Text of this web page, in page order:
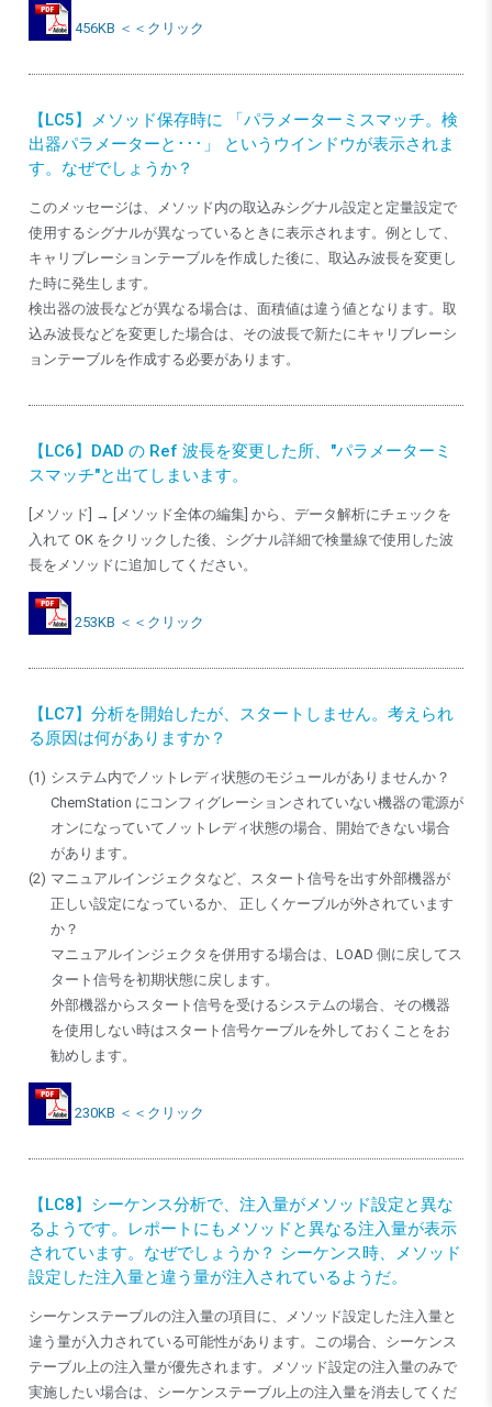
456KB ＜＜クリック
【LC5】メソッド保存時に 「パラメーターミスマッチ。検
出器パラメーターと･･･」 というウインドウが表示されま
す。なぜでしょうか？
このメッセージは、メソッド内の取込みシグナル設定と定量設定で
使用するシグナルが異なっているときに表示されます。例として、
キャリブレーションテーブルを作成した後に、取込み波長を変更し
た時に発生します。
検出器の波長などが異なる場合は、面積値は違う値となります。取
込み波長などを変更した場合は、その波長で新たにキャリブレーシ
ョンテーブルを作成する必要があります。
【LC6】DAD の Ref 波長を変更した所、"パラメーターミ
スマッチ"と出てしまいます。
[メソッド] → [メソッド全体の編集] から、データ解析にチェックを
入れて OK をクリックした後、シグナル詳細で検量線で使用した波
長をメソッドに追加してください。
253KB ＜＜クリック
【LC7】分析を開始したが、スタートしません。考えられ
る原因は何がありますか？
システム内でノットレディ状態のモジュールがありませんか？
ChemStation にコンフィグレーションされていない機器の電源が
オンになっていてノットレディ状態の場合、開始できない場合
があります。
マニュアルインジェクタなど、スタート信号を出す外部機器が
正しい設定になっているか、 正しくケーブルが外されています
か？
マニュアルインジェクタを併用する場合は、LOAD 側に戻してス
タート信号を初期状態に戻します。
外部機器からスタート信号を受けるシステムの場合、その機器
を使用しない時はスタート信号ケーブルを外しておくことをお
勧めします。
230KB ＜＜クリック
【LC8】シーケンス分析で、注入量がメソッド設定と異な
るようです。レポートにもメソッドと異なる注入量が表示
されています。なぜでしょうか？ シーケンス時、メソッド
設定した注入量と違う量が注入されているようだ。
シーケンステーブルの注入量の項目に、メソッド設定した注入量と
違う量が入力されている可能性があります。この場合、シーケンス
テーブル上の注入量が優先されます。メソッド設定の注入量のみで
実施したい場合は、シーケンステーブル上の注入量を消去してくだ